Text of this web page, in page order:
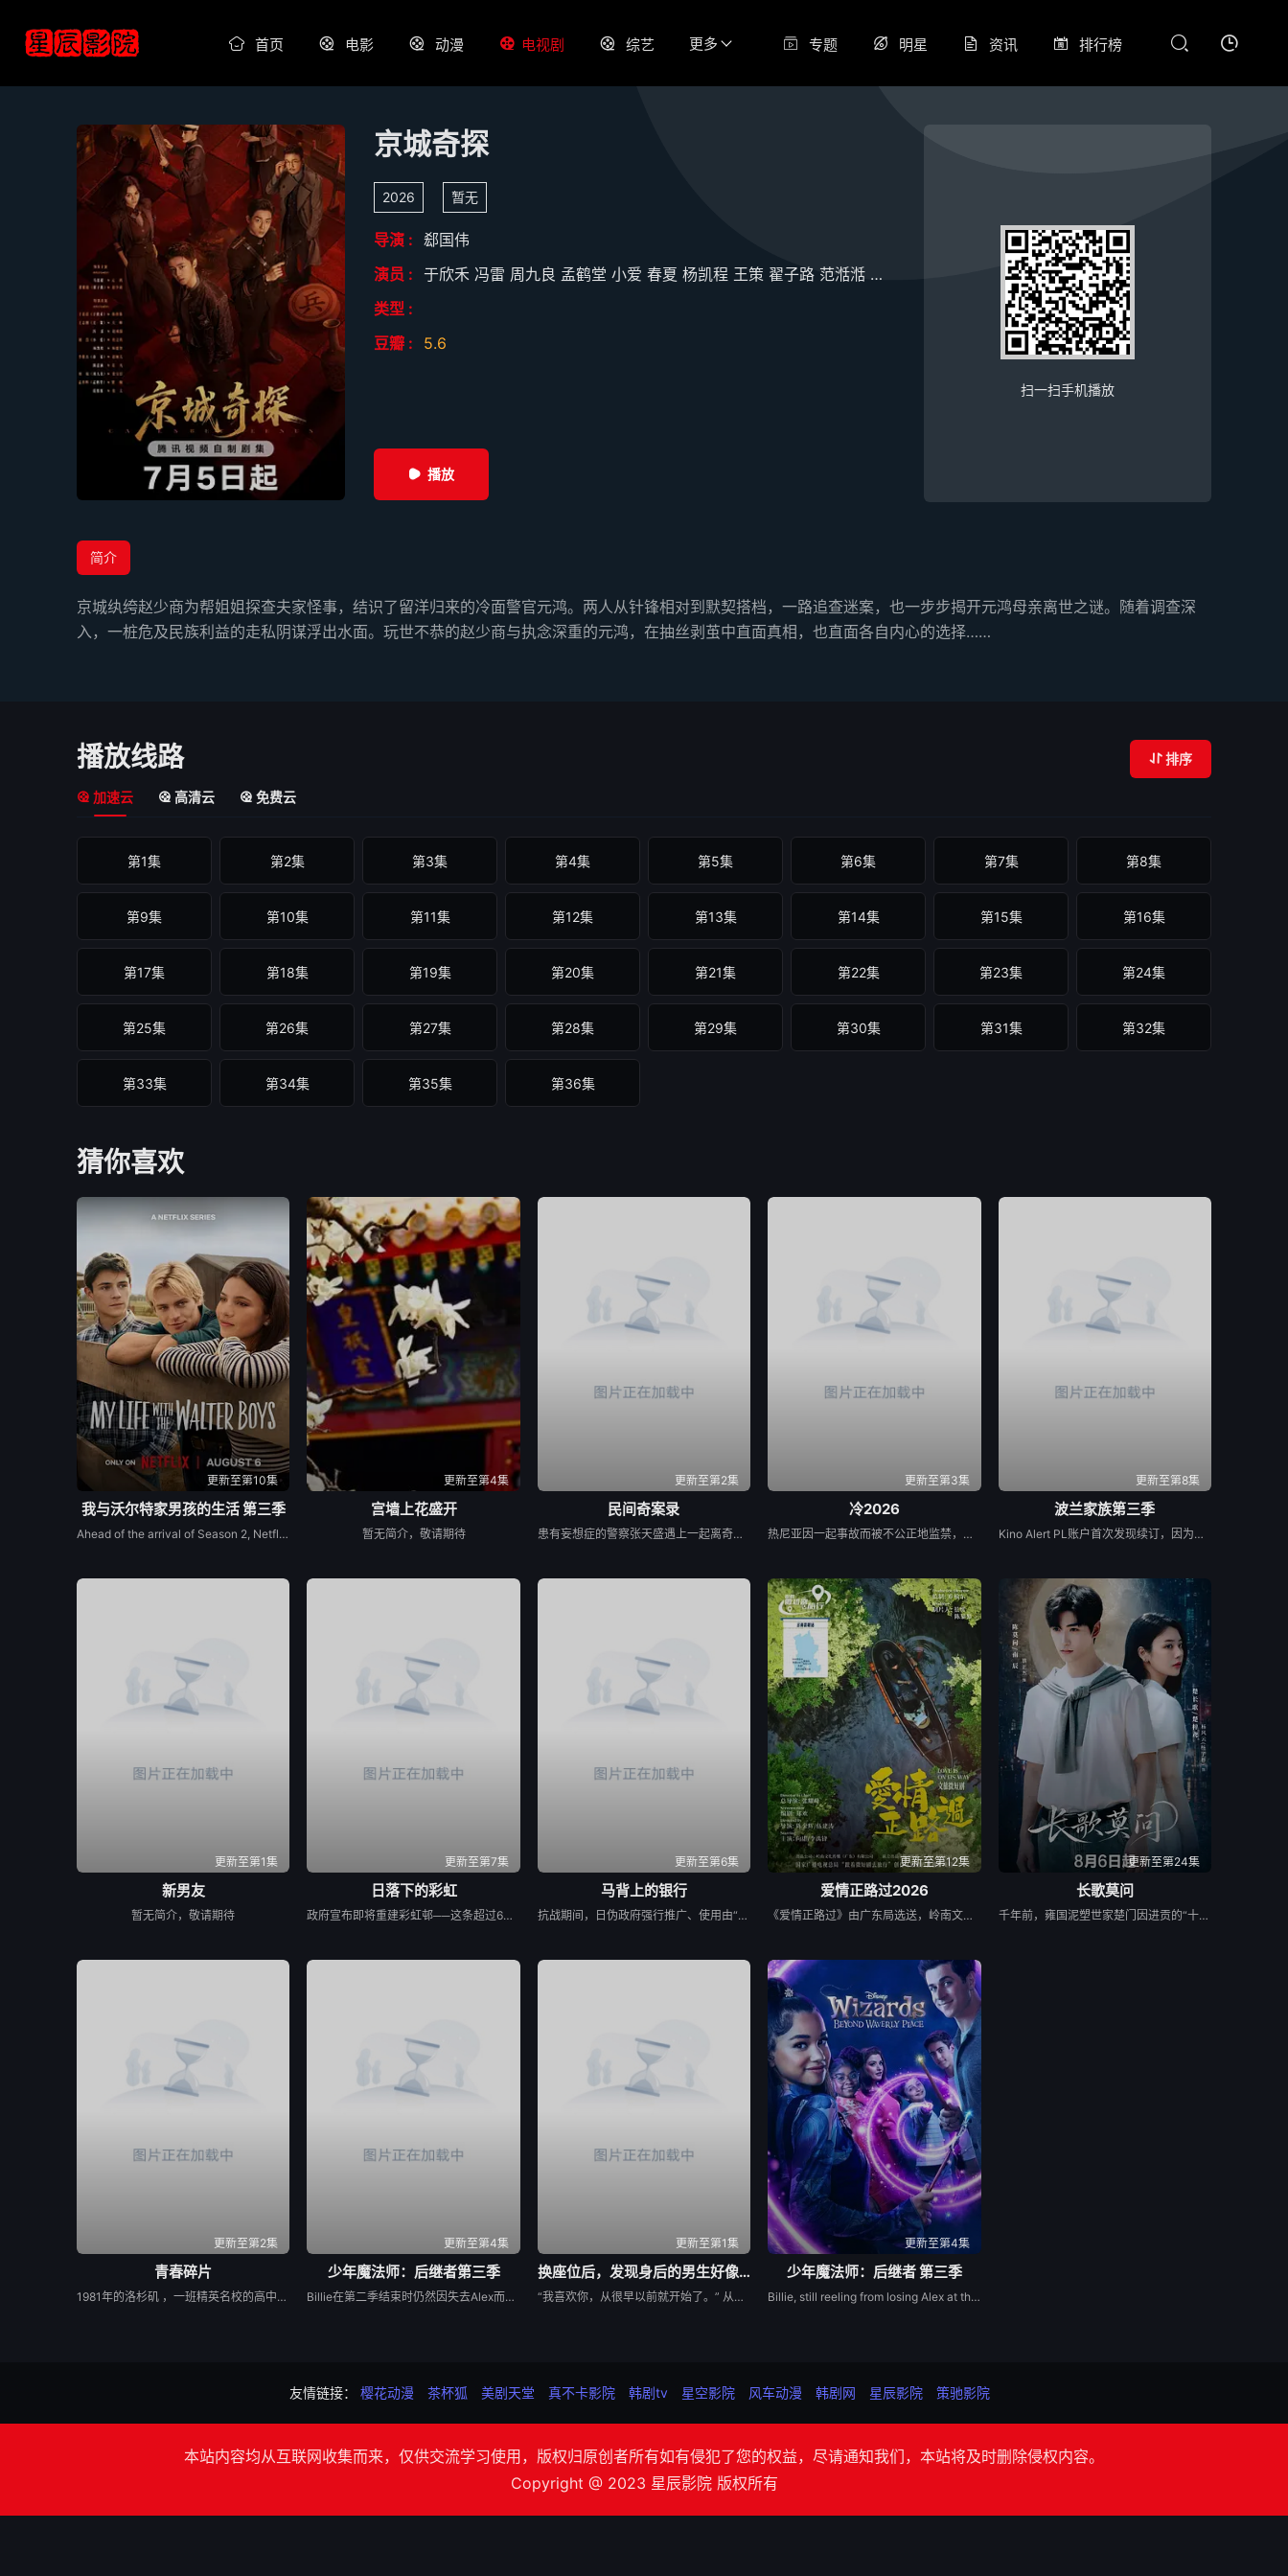
首页 电影 动漫 电视剧 综艺 更多 专题 明星 资讯 排行榜
京城奇探
2026 暂无
导演 : 郄国伟
演员 : 于欣禾 冯雷 周九良 孟鹤堂 小爱 春夏 杨凯程 王策 翟子路 范湉湉 陈意涵
类型 :
豆瓣 :
5.6
播放
扫一扫手机播放
简介
京城纨绔赵少商为帮姐姐探查夫家怪事，结识了留洋归来的冷面警官元鸿。两人从针锋相对到默契搭档，一路追查迷案，也一步步揭开元鸿母亲离世之谜。随着调查深
入，一桩危及民族利益的走私阴谋浮出水面。玩世不恭的赵少商与执念深重的元鸿，在抽丝剥茧中直面真相，也直面各自内心的选择……
播放线路 排序
加速云 高清云 免费云
第1集 第2集 第3集 第4集 第5集 第6集 第7集 第8集
第9集 第10集 第11集 第12集 第13集 第14集 第15集 第16集
第17集 第18集 第19集 第20集 第21集 第22集 第23集 第24集
第25集 第26集 第27集 第28集 第29集 第30集 第31集 第32集
第33集 第34集 第35集 第36集
猜你喜欢
更新至第10集
我与沃尔特家男孩的生活 第三季
Ahead of the arrival of Season 2, Netflix has renewed My Life with the Walter Boys for a third season.
更新至第4集
宫墙上花盛开
暂无简介，敬请期待
更新至第2集
民间奇案录
患有妄想症的警察张天盛遇上一起离奇的神像杀人事件，勘案过程中，牵引出“婴胎报仇”，“娘娘索命”等一连串妖异事件，张天盛虽被种种诡怪幻象阻碍，却坚信这是藏在迷信后的人为诡计，勇于向封建传统宣战，敢于破除流传已久的迷信糟粕，最终，在战胜妄想症的同时，成功还原真相，伸张正义。
更新至第3集
冷2026
热尼亚因一起事故而被不公正地监禁，她的丈夫和6岁的女儿在事故中死亡。这起事故的真正罪魁祸首是富家子弟，他们强大的父母“帮助”法院做出了“正确”的决定。在监狱里，热尼亚意外地拯救了一个有影响力的囚犯————亚娜，因为谋杀而服刑的女囚。出于感激，她教热尼亚如何变得更加强大，并帮助她越狱。重获自由后，热尼亚从雅娜那里获得了大笔财富，由此对那些曾经的敌人展开了正义的复仇……
更新至第8集
波兰家族第三季
Kino Alert PL账户首次发现续订，因为他们注意到该系列已向波兰电影学院（Polski Institut Sztuki Filmowej）申请了当地资金，要求获得超过200万美元（770万波兰兹罗提）的资金，并获得了批准。Netflix于4月2日正式确认了这一消息，并在社交媒体上发布了一篇帖子，确认续订第三季，并表示该剧将于2026年上映。
更新至第1集
新男友
暂无简介，敬请期待
更新至第7集
日落下的彩虹
政府宣布即将重建彩虹邨──这条超过60年的名牌屋邨，满载香港情怀，是几代人的成长与回忆。 剧集以七个发生在彩虹之下、细腻动人的小故事，编写各种情感与遗憾，建构香港人的屋邨情怀，当中由不同人物串连不同故事，阡陌交错，并在当中穿插彩虹邨进入倒数的命运，引发现实共鸣。 七个故事包括了亲情、友情、爱情、甚至奇情： （一）彩虹邨的上海理发厅金牌夫妻档，决心面对恩爱背后藏着而难以启齿的秘密； （二）由母亲一手带大的区家三姐弟，因积聚多年的心结而搞出搬迁前的分⼾风波； （三）由小玩到大的彩虹三姊妹淘因为成长而各走各路； （四）离开彩虹邨多年的男生重遇面目全非的初恋女生，两日在人生低谷中寻回彼此初心； （五）屋邨中女恋上国外大厨，但无论是彩虹邨还是关系，都有敌不过的限期； （六）一对由1962年彩虹邨落成便认识的好兄弟，看着一代代人离开，到现在，他们也要面对儿女移民的抉择；以及 （七）一对怨恨极深的父子情，如何在彩虹邨清拆前、在父亲生命最后的限期内，重拾和面对彼此关系⋯⋯ 彩虹邨有期限，人与人的关系也有期限，但因为有了期限，我们才更加珍惜；地方会改变，但当中的人情却永留心中。
更新至第6集
马背上的银行
抗战期间，日伪政府强行推广、使用由“中国准备银行”发行的伪钞货币。根据党中央指示，高景波、徐邵梁、孙希光和黄鹰等人开始筹备建立冀南银行，手艺人张宝田在共产党人的感召下承担起印刷冀南币的使命。1939年，冀南银行正式宣布成立，此后不断遭受到日军和国民党反动派的阻挠镇压和围剿，邢台人民为了保护冀南银行付出了英勇牺牲。冀南银行的同志们在邢台人民的帮助下一次次瓦解了日军的阴谋，他们用生命保护银行资产，在烽火硝烟中坚持开展业务，在这场金融战争中取得了胜利。
更新至第12集
爱情正路过2026
《爱情正路过》由广东局选送，岭南文化传媒（广东）有限公司出品，10分钟*12集，取景地为云南昆明滇池、海埂大坝等，讲述了两个性格迥异、生活经历不同的都市青年男女，在昆明旅行中彼此治愈与成长的爱情故事，展现了昆明文旅、非遗、少数民族文化等元素。
更新至第24集
长歌莫问
千年前，雍国泥塑世家楚门因进贡的“十二生肖”离奇流血炸裂，惨遭满门流放，楚父以死鸣冤。楚家大小姐楚梓鸢带着滔天恨意，在屠刀落地的瞬间，灵魂跨越千年，附身到了与她容貌一模一样的女大学生——楚长歌的身上。命运的齿轮再次转动... 重生后，她惊觉现任男友陈莫问竟与前世仇人南辰面貌如一。面对这张令她切齿又心动的“仇人脸”，楚梓鸢在复仇执念与现实温情间反复横跳，与陈莫问展开了一段亦敌亦友、极限拉扯的宿命羁绊。 与此同时，围绕楚门遗作“泥塑坐虎”的夺宝大战爆发，各方势力意图夺取其中暗藏的密集《天工开物》。在阴谋环伺的全国泥塑大赛中，面对对手的投毒陷害与技术封锁，楚长歌与陈莫问最终放下成见，携手破局。他们利用硬核化学原理强势拆穿延续千年的“流血”骗局，在惊险的博弈中不仅守护了家族命脉，更揭开了当年背叛背后的深情真相。最终，这份执念化为大爱，楚门非遗技艺在两人的共同守护下，跨越千年焕发出全新生机。
更新至第2集
青春碎片
1981年的洛杉矶 ，一班精英名校的高中生原本过住灿烂生活，直至一位神秘转校生出现。与此同时，专门猎杀青少年的连环杀人魔“The Trawler”在市内肆虐，令似乎美好的青春岁月，瞬间变成挥之不去的梦...
更新至第4集
少年魔法师：后继者第三季
Billie在第二季结束时仍然因失去Alex而感到震惊，她发现拯救母亲的唯一方法就是与失散多年的父亲团聚。当她的家人联合起来寻找亚历克斯时，比利意识到他们的联合力量是俄罗斯人击败困扰他们的邪恶的唯一途径。
更新至第1集
换座位后，发现身后的男生好像喜欢我
“我喜欢你，从很早以前就开始了。” 从换座位开始⁉︎ 性格完全相反的两人，恋爱即将展开！！ “我喜欢你。” 极其平凡的高中生·间山晴（小西詠斗 饰），因从后排传过来的纸上写着一句告白而受到冲击。 没想到，写这句话的人竟是班上中心人物、超级大帅哥·朝宫光星（元之介 饰）。 “这不是写给我的吧？”虽然心里怀疑，但朝宫干脆地回答道：“就是写给间山的。” 不仅如此，他过分沉重的爱意还一天比一天升温！？ “我忍不住了，因为我已经忍耐很久了。” “我一直都想这样做。” 从开头到结尾，尊贵感MAX！！ 对爱情勇往直前的头号人气男生 × 超纯情懵懂男生的青春BL♡
更新至第4集
少年魔法师：后继者 第三季
Billie, still reeling from losing Alex at the end of Season 2, discovers that the only way to rescue her mother is to reunite with her long-lost father. As her family bands together to find Alex, Billie realizes that their combined power is the only way the Russos can defeat the evil plaguing them.
友情链接： 樱花动漫 茶杯狐 美剧天堂 真不卡影院 韩剧tv 星空影院 风车动漫 韩剧网 星辰影院 策驰影院
本站内容均从互联网收集而来，仅供交流学习使用，版权归原创者所有如有侵犯了您的权益，尽请通知我们，本站将及时删除侵权内容。
Copyright @ 2023 星辰影院 版权所有